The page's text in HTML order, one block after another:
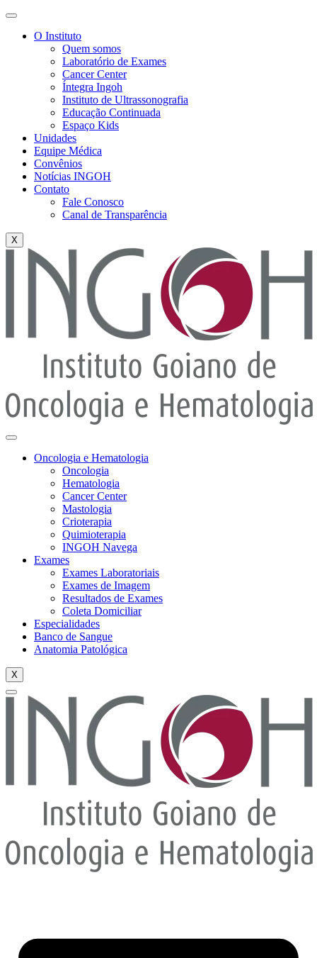
O Instituto
Quem somos
Laboratório de Exames
Cancer Center
Íntegra Ingoh
Instituto de Ultrassonografia
Educação Continuada
Espaço Kids
Unidades
Equipe Médica
Convênios
Notícias INGOH
Contato
Fale Conosco
Canal de Transparência
X
Oncologia e Hematologia
Oncologia
Hematologia
Cancer Center
Mastologia
Crioterapia
Quimioterapia
INGOH Navega
Exames
Exames Laboratoriais
Exames de Imagem
Resultados de Exames
Coleta Domiciliar
Especialidades
Banco de Sangue
Anatomia Patológica
X